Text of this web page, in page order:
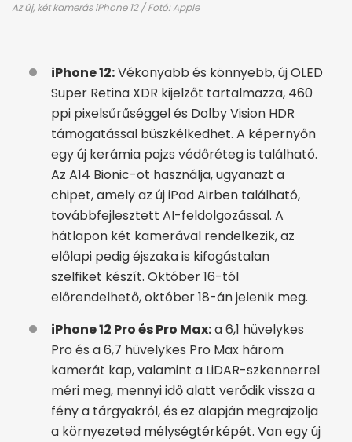
Az új, két kamerás iPhone 12 / Fotó: Apple
iPhone 12:Vékonyabb és könnyebb, új OLED
Super Retina XDR kijelzőt tartalmazza, 460
ppi pixelsűrűséggel és Dolby Vision HDR
támogatással büszkélkedhet. A képernyőn
egy új kerámia pajzs védőréteg is található.
Az A14 Bionic-ot használja, ugyanazt a
chipet, amely az új iPad Airben található,
továbbfejlesztett AI-feldolgozással. A
hátlapon két kamerával rendelkezik, az
előlapi pedig éjszaka is kifogástalan
szelfiket készít. Október 16-tól
előrendelhető, október 18-án jelenik meg.
iPhone 12 Pro és Pro Max:a 6,1 hüvelykes
Pro és a 6,7 hüvelykes Pro Max három
kamerát kap, valamint a LiDAR-szkennerrel
méri meg, mennyi idő alatt verődik vissza a
fény a tárgyakról, és ez alapján megrajzolja
a környezeted mélységtérképét. Van egy új